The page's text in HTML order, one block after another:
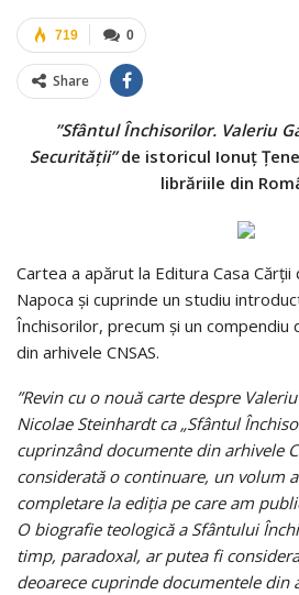
0
719
Share
”Sfântul Închisorilor. Valeriu
Securității”de istoricul Ionuț
librăriile din
Cartea a apărut la Editura Casa Cărții
Napoca și cuprinde un studiu
Închisorilor, precum și un
din arhivele CNSAS.
”Revin cu o nouă carte despre
Nicolae Steinhardt ca „Sfântul
cuprinzând documente din arhivele
considerată o continuare, un volum
completare la ediţia pe care am
O biografie teologică a Sfântului
timp, paradoxal, ar putea fi
deoarece cuprinde documentele din